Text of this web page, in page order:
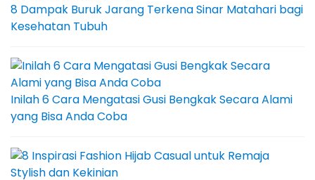
8 Dampak Buruk Jarang Terkena Sinar Matahari bagi
Kesehatan Tubuh
Inilah 6 Cara Mengatasi Gusi Bengkak Secara Alami
yang Bisa Anda Coba